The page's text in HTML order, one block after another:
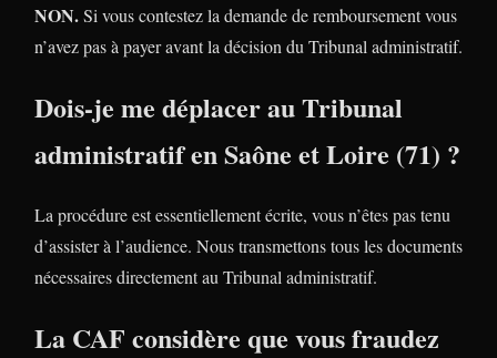
NON.Si vous contestez la demande de remboursement vous
n’avez pas à payer avant la décision du Tribunal administratif.
Dois-je me déplacer au Tribunal
administratif en Saône et Loire (71) ?
La procédure est essentiellement écrite, vous n’êtes pas tenu
d’assister à l’audience. Nous transmettons tous les documents
nécessaires directement au Tribunal administratif.
La CAF considère que vous fraudez